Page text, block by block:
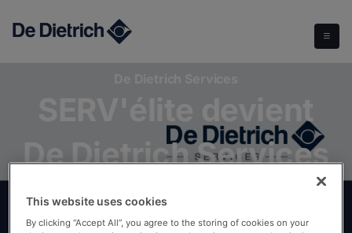
SERV'élite devient De Dietrich Services
SERV'élite devient
De Dietrich Services
This website uses cookies
By clicking “Accept All”, you agree to the storing of cookies on your